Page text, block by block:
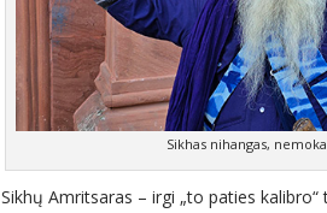
Sikhas nihangas,
Sikhų Amritsaras – irgi „to paties